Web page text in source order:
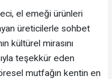
el emeği ürünleri
üreticilerle sohbet
kültürel mirasını
teşekkür eden
mutfağın kentin en